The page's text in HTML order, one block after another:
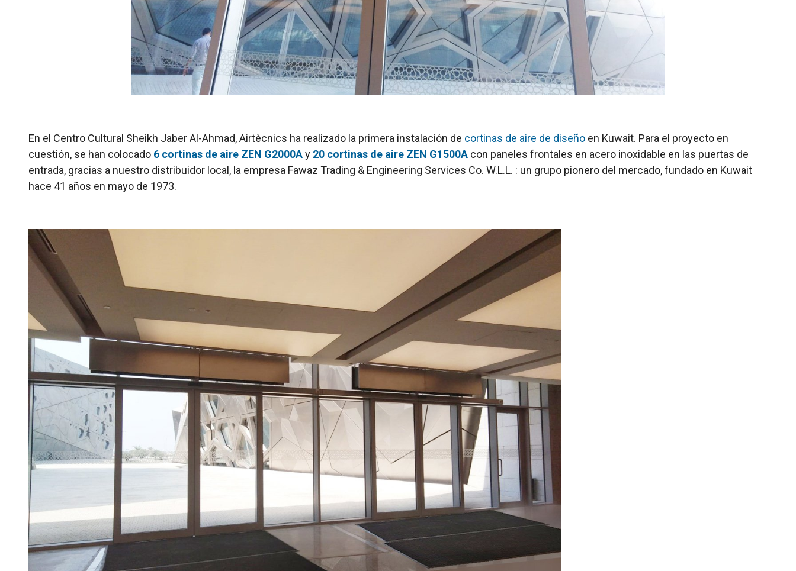
En el Centro Cultural Sheikh Jaber Al-Ahmad, Airtècnics ha realizado la primera instalación de cortinas de aire de diseño en Kuwait. Para el proyecto en
cuestión, se han colocado 6 cortinas de aire ZEN G2000Ay 20 cortinas de aire ZEN G1500A con paneles frontales en acero inoxidable en las puertas de
entrada, gracias a nuestro distribuidor local, la empresa Fawaz Trading & Engineering Services Co. W.L.L. : un grupo pionero del mercado, fundado en Kuwait
hace 41 años en mayo de 1973.